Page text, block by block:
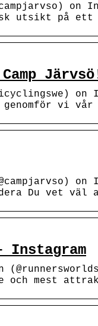
on
utsikt på ett
on
vi
on
Du vet
Instagram
och mest